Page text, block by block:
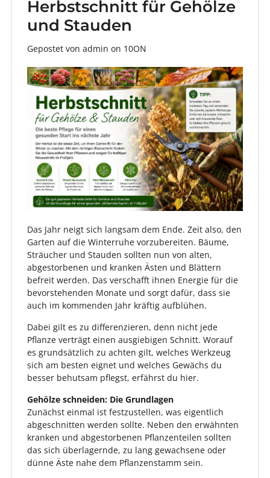
Herbstschnitt für Gehölze
und Stauden
Gepostet von admin on 10ON
Das Jahr neigt sich langsam dem Ende. Zeit also, den
Garten auf die Winterruhe vorzubereiten. Bäume,
Sträucher und Stauden sollten nun von alten,
abgestorbenen und kranken Ästen und Blättern
befreit werden. Das verschafft ihnen Energie für die
bevorstehenden Monate und sorgt dafür, dass sie
auch im kommenden Jahr kräftig aufblühen.
Dabei gilt es zu differenzieren, denn nicht jede
Pflanze verträgt einen ausgiebigen Schnitt. Worauf
es grundsätzlich zu achten gilt, welches Werkzeug
sich am besten eignet und welches Gewächs du
besser behutsam pflegst, erfährst du hier.
Gehölze schneiden: Die Grundlagen
Zunächst einmal ist festzustellen, was eigentlich
abgeschnitten werden sollte. Neben den erwähnten
kranken und abgestorbenen Pflanzenteilen sollten
das sich überlagernde, zu lang gewachsene oder
dünne Äste nahe dem Pflanzenstamm sein.